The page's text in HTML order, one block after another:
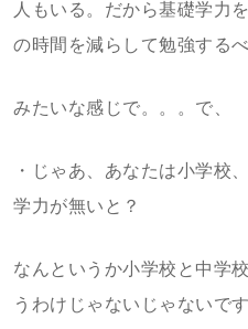
人もいる。だから基礎学力
の時間を減らして勉強するべ
みたいな感じで。。。で、
・じゃあ、あなたは小学校
学力が無いと？
なんというか小学校と中学
うわけじゃないじゃないで